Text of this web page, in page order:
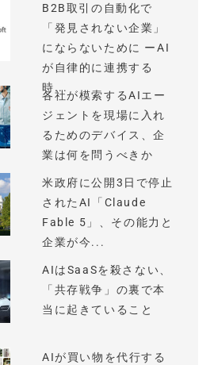
B2B取引の自動化で
「発見されない企業」
にならないために ーAI
が自律的に連携する
時...
各社が模索するAIエー
ジェントを現場に入れ
るためのデバイス、企
業は何を問うべきか
米政府に公開3日で停止
されたAI「Claude
Fable 5」、その能力と
企業が今...
AIはSaaSを殺さない、
「共存戦争」の裏で本
当に起きていること
AIが買い物を代行する